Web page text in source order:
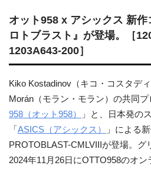
オット958 x アシックス 新
ロトブラスト』が登場。［
1203A643-200］
Kiko Kostadinov（キコ・コスタデ
Morán（モラン・モラン）の共同プ
958（オット958）
」と、日本発の
「 ASICS（アシックス）
」による
PROTOBLAST-CMLVIIIが登場。グ
2024年11月26日にOTTO958のオン